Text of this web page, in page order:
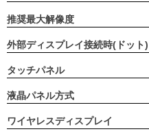
推奨最大解像度
外部ディスプレイ接続時(ドット)
タッチパネル
液晶パネル方式
ワイヤレスディスプレイ